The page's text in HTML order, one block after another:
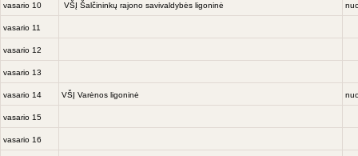
vasario 10 VŠĮ Šalčininkų rajono savivaldybės ligoninė
vasario 11
vasario 12
vasario 13
vasario 14 VŠĮ Varėnos ligoninė
vasario 15
vasario 16